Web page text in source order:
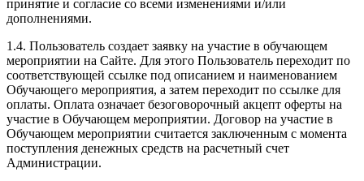
принятие и согласие со всеми изменениями и/или
дополнениями.
1.4. Пользователь создает заявку на участие в обучающем
мероприятии на Сайте. Для этого Пользователь переходит по
соответствующей ссылке под описанием и наименованием
Обучающего мероприятия, а затем переходит по ссылке для
оплаты. Оплата означает безоговорочный акцепт оферты на
участие в Обучающем мероприятии. Договор на участие в
Обучающем мероприятии считается заключенным с момента
поступления денежных средств на расчетный счет
Администрации.